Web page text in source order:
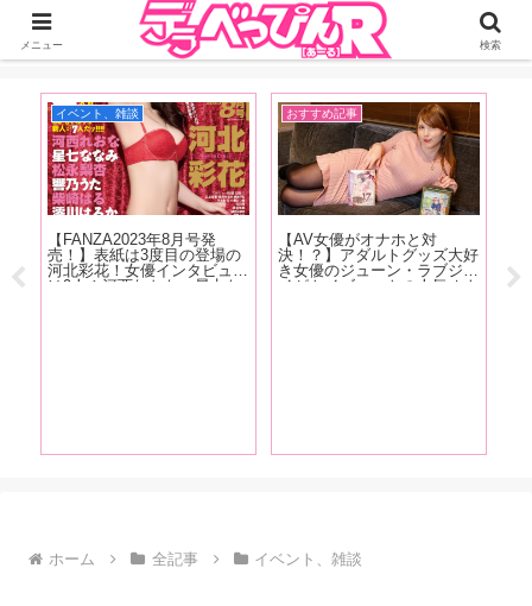
ジーオーティーが運営するちょっとHなニュースサイ。サイト内のリンクには
DMMアフィリエイトが含まれているものがあります
世
白
イベント、雑談
【FANZA2023年8月号発
売！】表紙は3度目の登場の
河北彩花！女優インタビュー
は9人！河西れおな、星七な
おすすめ記事
【AV女優がオナホと対
決！？】アダルトグッズ大好
き女優のジューン・ラブジョ
イがトイズハートの人気オナ
の
ハ
ホーム 全記事 イベント、雑談
メニュー 検索